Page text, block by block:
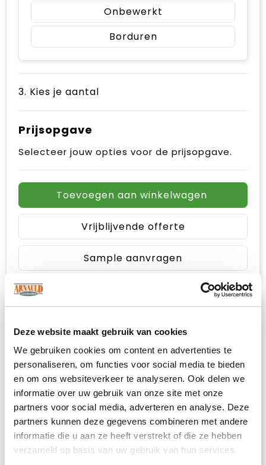
Deze website maakt gebruik van cookies
We gebruiken cookies om content en advertenties te
personaliseren, om functies voor social media te bieden
en om ons websiteverkeer te analyseren. Ook delen we
informatie over uw gebruik van onze site met onze
partners voor social media, adverteren en analyse. Deze
partners kunnen deze gegevens combineren met andere
informatie die u aan ze heeft verstrekt of die ze hebben
verzameld op basis van uw gebruik van hun services.
Onbewerkt
Borduren
3. Kies je aantal
Prijsopgave
Selecteer jouw opties voor de prijsopgave.
Toevoegen aan winkelwagen
Vrijblijvende offerte
Sample aanvragen
Heb je niet kunnen vinden wat je